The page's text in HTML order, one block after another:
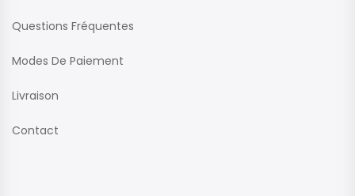
Questions Fréquentes
Modes De Paiement
Livraison
Contact